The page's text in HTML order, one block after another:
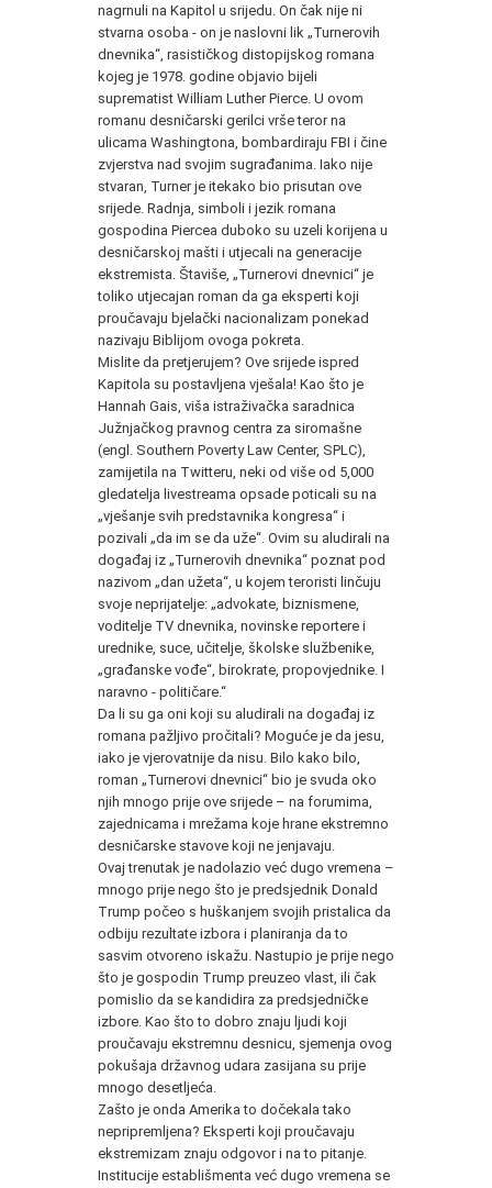
nagrnuli na Kapitol u srijedu. On čak nije ni
stvarna osoba - on je naslovni lik „Turnerovih
dnevnika“, rasističkog distopijskog romana
kojeg je 1978. godine objavio bijeli
suprematist William Luther Pierce. U ovom
romanu desničarski gerilci vrše teror na
ulicama Washingtona, bombardiraju FBI i čine
zvjerstva nad svojim sugrađanima. Iako nije
stvaran, Turner je itekako bio prisutan ove
srijede. Radnja, simboli i jezik romana
gospodina Piercea duboko su uzeli korijena u
desničarskoj mašti i utjecali na generacije
ekstremista. Štaviše, „Turnerovi dnevnici“ je
toliko utjecajan roman da ga eksperti koji
proučavaju bjelački nacionalizam ponekad
nazivaju Biblijom ovoga pokreta.
Mislite da pretjerujem? Ove srijede ispred
Kapitola su postavljena vješala! Kao što je
Hannah Gais, viša istraživačka saradnica
Južnjačkog pravnog centra za siromašne
(engl. Southern Poverty Law Center, SPLC),
zamijetila na Twitteru, neki od više od 5,000
gledatelja livestreama opsade poticali su na
„vješanje svih predstavnika kongresa“ i
pozivali „da im se da uže“. Ovim su aludirali na
događaj iz „Turnerovih dnevnika“ poznat pod
nazivom „dan užeta“, u kojem teroristi linčuju
svoje neprijatelje: „advokate, biznismene,
voditelje TV dnevnika, novinske reportere i
urednike, suce, učitelje, školske službenike,
„građanske vođe“, birokrate, propovjednike. I
naravno - političare.“
Da li su ga oni koji su aludirali na događaj iz
romana pažljivo pročitali? Moguće je da jesu,
iako je vjerovatnije da nisu. Bilo kako bilo,
roman „Turnerovi dnevnici“ bio je svuda oko
njih mnogo prije ove srijede – na forumima,
zajednicama i mrežama koje hrane ekstremno
desničarske stavove koji ne jenjavaju.
Ovaj trenutak je nadolazio već dugo vremena –
mnogo prije nego što je predsjednik Donald
Trump počeo s huškanjem svojih pristalica da
odbiju rezultate izbora i planiranja da to
sasvim otvoreno iskažu. Nastupio je prije nego
što je gospodin Trump preuzeo vlast, ili čak
pomislio da se kandidira za predsjedničke
izbore. Kao što to dobro znaju ljudi koji
proučavaju ekstremnu desnicu, sjemenja ovog
pokušaja državnog udara zasijana su prije
mnogo desetljeća.
Zašto je onda Amerika to dočekala tako
nepripremljena? Eksperti koji proučavaju
ekstremizam znaju odgovor i na to pitanje.
Institucije establišmenta već dugo vremena se